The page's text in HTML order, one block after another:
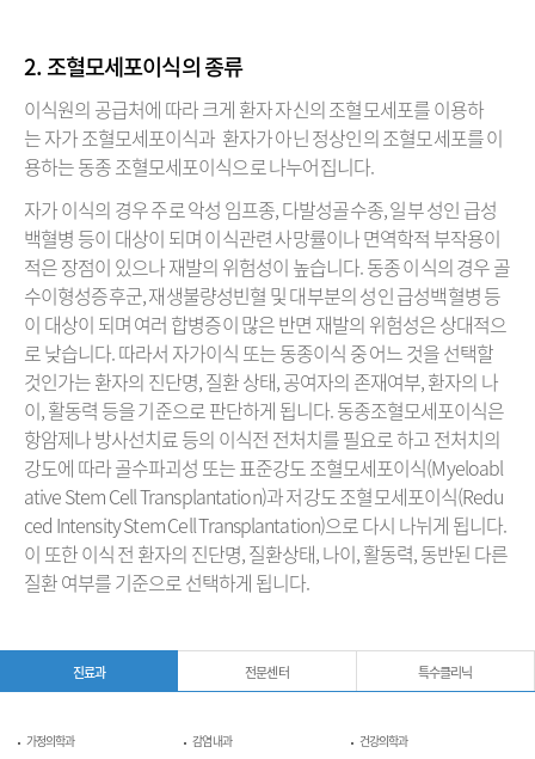
2. 조혈모세포이식의 종류
이식원의 공급처에 따라 크게 환자 자신의 조혈모세포를 이용하
는 자가 조혈모세포이식과 환자가 아닌 정상인의 조혈모세포를 이
용하는 동종 조혈모세포이식으로 나누어집니다.
자가 이식의 경우 주로 악성 임프종, 다발성골수종, 일부 성인 급성
백혈병 등이 대상이 되며 이식관련 사망률이나 면역학적 부작용이
적은 장점이 있으나 재발의 위험성이 높습니다. 동종 이식의 경우 골
수이형성증후군, 재생불량성빈혈 및 대부분의 성인 급성백혈병 등
이 대상이 되며 여러 합병증이 많은 반면 재발의 위험성은 상대적으
로 낮습니다. 따라서 자가이식 또는 동종이식 중 어느 것을 선택할
것인가는 환자의 진단명, 질환 상태, 공여자의 존재여부, 환자의 나
이, 활동력 등을 기준으로 판단하게 됩니다.동종조혈모세포이식은
항암제나 방사선치료 등의 이식전 전처치를 필요로 하고 전처치의
강도에 따라 골수파괴성 또는 표준강도 조혈모세포이식(Myeloabl
ative Stem Cell Transplantation)과 저강도 조혈모세포이식(Redu
ced Intensity Stem Cell Transplantation)으로 다시 나뉘게 됩니다.
이 또한 이식 전 환자의 진단명, 질환상태, 나이, 활동력, 동반된 다른
질환 여부를 기준으로 선택하게 됩니다.
진료과 전문센터 특수클리닉
가정의학과 감염내과
건강의학과